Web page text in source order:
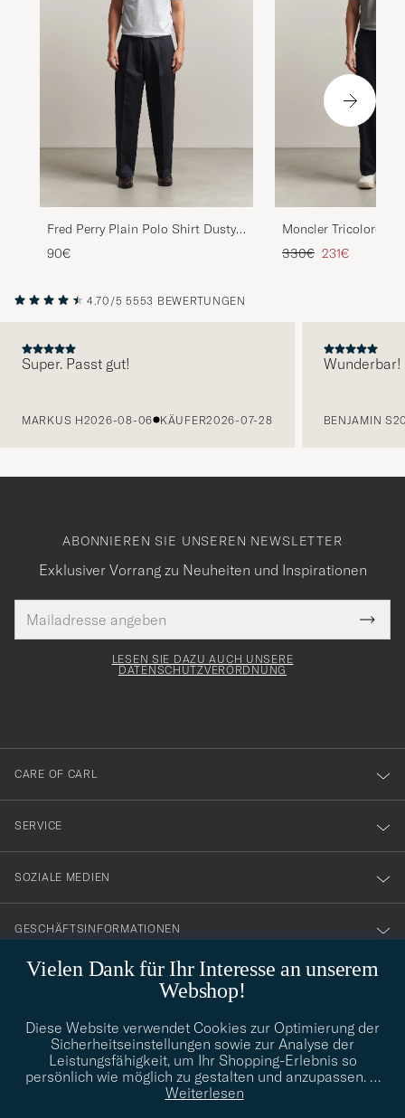
Fred Perry Plain Polo Shirt Dusty
Blue
90€
Moncler Tricolore
Light Grey
Regulärer Preis
330€ Reduzierter
231€
4.70/5 5553 BEWERTUNGEN
Super. Passt gut!
MARKUS H2026-08-06 KÄUFER2026-07-28
Wunderbar!
BENJAMIN S
Vielen Dank für Ihr Interesse an unserem
Webshop!
Diese Website verwendet Cookies zur Optimierung der
Sicherheitseinstellungen sowie zur Analyse der
Leistungsfähigkeit, um Ihr Shopping-Erlebnis so
persönlich wie möglich zu gestalten und anzupassen. …
Weiterlesen
ABONNIEREN SIE UNSEREN NEWSLETTER
Exklusiver Vorrang zu Neuheiten und Inspirationen
Mail
Adresse
Tack
för
dig
till
vårt
nyhetsbrev!
LESEN SIE DAZU AUCH UNSERE
DATENSCHUTZVERORDNUNG
CARE OF CARL
SERVICE
SOZIALE MEDIEN
GESCHÄFTSINFORMATIONEN
info@careofcarl.de
Benötigen Sie Hilfe bei der Suche nach Ihrem persönlichen Stil?
Wenden Sie sich an uns, wir helfen Ihnen gerne weiter!
STILBERATUNG